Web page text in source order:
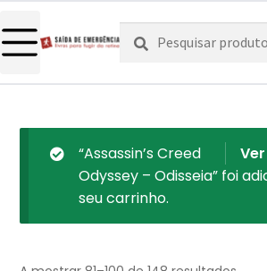
Pesquisar
por:
Pesquisa
“Assassin’s Creed
Odyssey – Odisseia” foi
seu carrinho.